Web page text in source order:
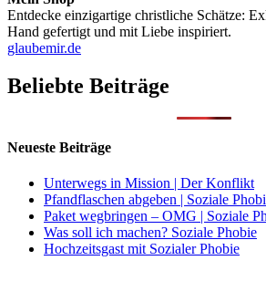
Entdecke einzigartige christliche Schätze:
Hand gefertigt und mit Liebe inspiriert.
glaubemir.de
Beliebte Beiträge
Neueste Beiträge
Unterwegs in Mission | Der Konflikt
Pfandflaschen abgeben | Soziale
Paket wegbringen – OMG | Soziale
Was soll ich machen? Soziale Phobie
Hochzeitsgast mit Sozialer Phobie